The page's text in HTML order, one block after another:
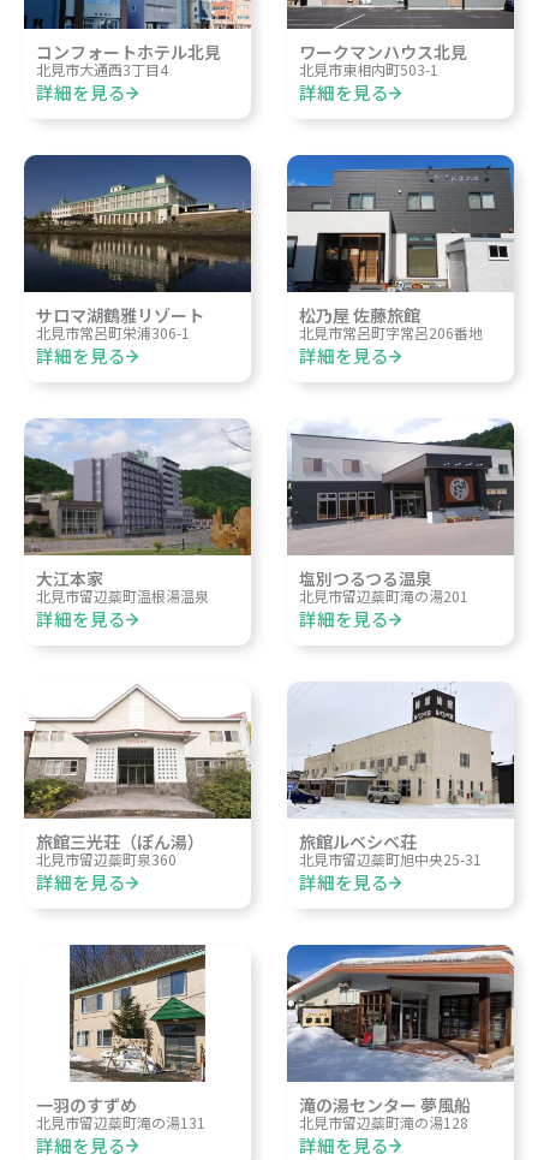
コンフォートホテル北見
北見市大通西3丁目4
詳細を見る
ワークマンハウス北見
北見市東相内町503-1
詳細を見る
サロマ湖鶴雅リゾート
北見市常呂町栄浦306-1
詳細を見る
松乃屋 佐藤旅館
北見市常呂町字常呂206番地
詳細を見る
大江本家
北見市留辺蘂町温根湯温泉
詳細を見る
塩別つるつる温泉
北見市留辺蘂町滝の湯201
詳細を見る
旅館三光荘（ぽん湯）
北見市留辺蘂町泉360
詳細を見る
旅館ルベシベ荘
北見市留辺蘂町旭中央25-31
詳細を見る
一羽のすずめ
北見市留辺蘂町滝の湯131
詳細を見る
滝の湯センター 夢風船
北見市留辺蘂町滝の湯128
詳細を見る